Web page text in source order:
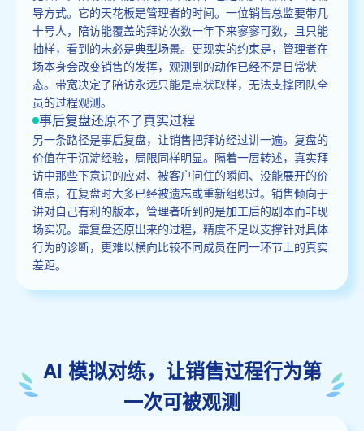
导方式。它的天花板是管理者的时间。一位销售总监要带几
十号人，陪访能覆盖的拜访次数一年下来寥寥可数，且只能
抽样，看到的未必是典型场景。更现实的约束是，管理者在
场本身会改变销售的发挥，观测到的动作已经不是日常状
态。带宽决定了陪访永远只能是点状取样，无法支撑团队全
员的过程观测。
事后复盘还原不了真实过程
另一条路径是事后复盘，让销售把拜访经过讲一遍。复盘的
价值在于沉淀经验，局限同样明显。隔着一层转述，真实拜
访中那些下意识的应对、被客户问住的瞬间、没能展开的价
值点，在复盘时大多已经被遗忘或重新组织过。销售倾向于
讲对自己有利的版本，管理者听到的是加工后的剧本而非现
场实况。靠复盘还原出来的过程，精度不足以支撑针对具体
行为的诊断，更难以横向比较不同成员在同一环节上的真实
差距。
AI 模拟对练，让销售过程行为第
一次可被观测